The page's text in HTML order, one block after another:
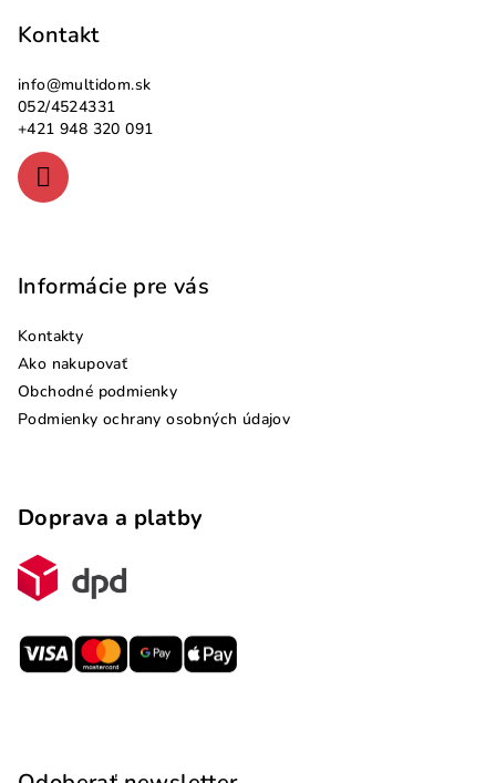
Kontakt
info@multidom.sk
052/4524331
+421 948 320 091
Informácie pre vás
Kontakty
Ako nakupovať
Obchodné podmienky
Podmienky ochrany osobných údajov
Doprava a platby